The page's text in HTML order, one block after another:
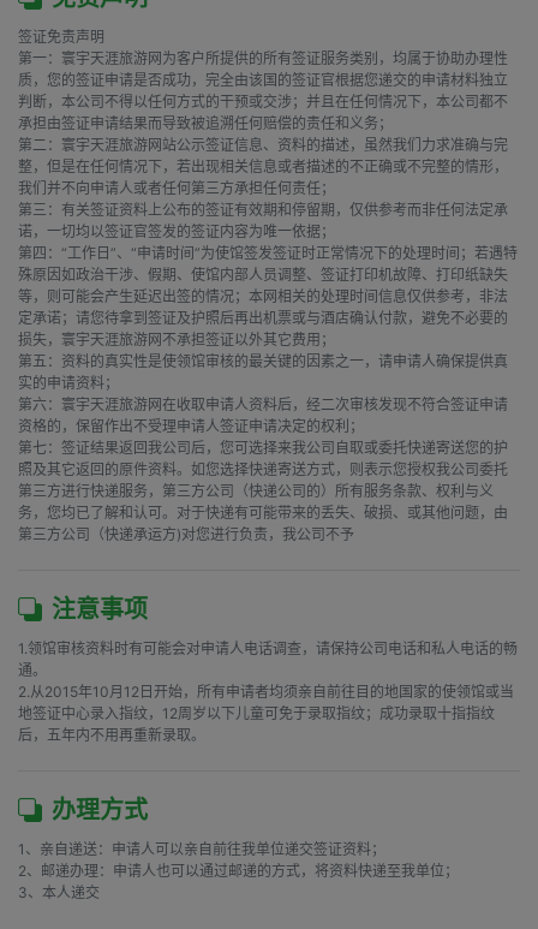
签证免责声明
第一：寰宇天涯旅游网为客户所提供的所有签证服务类别，均属于协助办理性
质，您的签证申请是否成功，完全由该国的签证官根据您递交的申请材料独立
判断，本公司不得以任何方式的干预或交涉；并且在任何情况下，本公司都不
承担由签证申请结果而导致被追溯任何赔偿的责任和义务；
第二：寰宇天涯旅游网站公示签证信息、资料的描述，虽然我们力求准确与完
整，但是在任何情况下，若出现相关信息或者描述的不正确或不完整的情形，
我们并不向申请人或者任何第三方承担任何责任；
第三：有关签证资料上公布的签证有效期和停留期，仅供参考而非任何法定承
诺，一切均以签证官签发的签证内容为唯一依据；
第四：“工作日”、“申请时间”为使馆签发签证时正常情况下的处理时间；若遇特
殊原因如政治干涉、假期、使馆内部人员调整、签证打印机故障、打印纸缺失
等，则可能会产生延迟出签的情况；本网相关的处理时间信息仅供参考，非法
定承诺；请您待拿到签证及护照后再出机票或与酒店确认付款，避免不必要的
损失，寰宇天涯旅游网不承担签证以外其它费用；
第五：资料的真实性是使领馆审核的最关键的因素之一，请申请人确保提供真
实的申请资料；
第六：寰宇天涯旅游网在收取申请人资料后，经二次审核发现不符合签证申请
资格的，保留作出不受理申请人签证申请决定的权利；
第七：签证结果返回我公司后，您可选择来我公司自取或委托快递寄送您的护
照及其它返回的原件资料。如您选择快递寄送方式，则表示您授权我公司委托
第三方进行快递服务，第三方公司（快递公司的）所有服务条款、权利与义
务，您均已了解和认可。对于快递有可能带来的丢失、破损、或其他问题，由
第三方公司（快递承运方)对您进行负责，我公司不予
注意事项
1.领馆审核资料时有可能会对申请人电话调查，请保持公司电话和私人电话的畅
通。
2.从2015年10月12日开始，所有申请者均须亲自前往目的地国家的使领馆或当
地签证中心录入指纹，12周岁以下儿童可免于录取指纹；成功录取十指指纹
后，五年内不用再重新录取。
办理方式
1、亲自递送：申请人可以亲自前往我单位递交签证资料；
2、邮递办理：申请人也可以通过邮递的方式，将资料快递至我单位；
3、本人递交